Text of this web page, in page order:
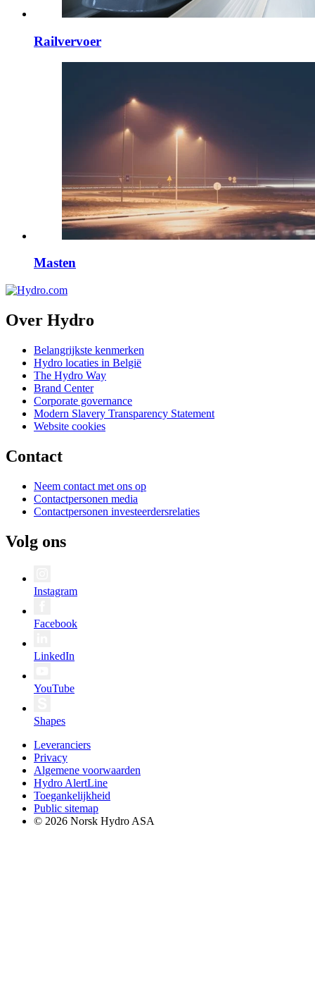
Railvervoer
Masten
Over Hydro
Belangrijkste kenmerken
Hydro locaties in België
The Hydro Way
Brand Center
Corporate governance
Modern Slavery Transparency Statement
Website cookies
Contact
Neem contact met ons op
Contactpersonen media
Contactpersonen investeerdersrelaties
Volg ons
Instagram
Facebook
LinkedIn
YouTube
Shapes
Leveranciers
Privacy
Algemene voorwaarden
Hydro AlertLine
Toegankelijkheid
Public sitemap
© 2026 Norsk Hydro ASA